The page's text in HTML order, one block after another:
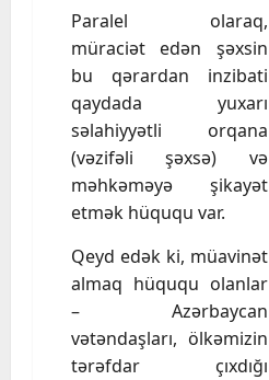
Paralel olaraq,
müraciət edən şəxsin
bu qərardan inzibati
qaydada yuxarı
səlahiyyətli orqana
(vəzifəli şəxsə) və
məhkəməyə şikayət
etmək hüququ var.
Qeyd edək ki, müavinət
almaq hüququ olanlar
– Azərbaycan
vətəndaşları, ölkəmizin
tərəfdar çıxdığı